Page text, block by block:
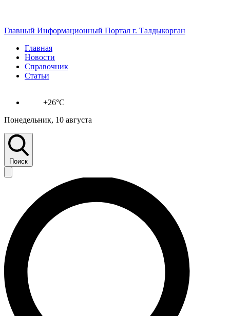
Главный Информационный Портал г. Талдыкорган
Главная
Новости
Справочник
Статьи
+26°C
Понедельник, 10 августа
Поиск